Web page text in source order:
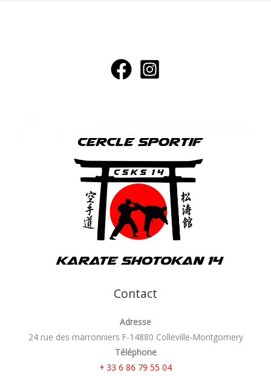
Contact
Adresse
24 rue des marronniers F-14880 Colleville-Montgomery
Téléphone
+ 33 6 86 79 55 04